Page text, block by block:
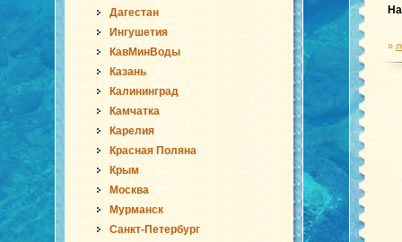
Дагестан
Ингушетия
КавМинВоды
Казань
Калининград
Камчатка
Карелия
Красная Поляна
Крым
Москва
Мурманск
Санкт-Петербург
»